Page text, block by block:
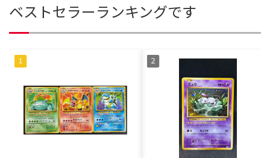
ベストセラーランキングです